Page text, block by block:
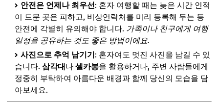
안전은 언제나 최우선: 혼자 여행할 때는 늦은 시간 인적
이 드문 곳은 피하고, 비상연락처를 미리 등록해 두는 등
안전에 각별히 유의해야 합니다. 가족이나 친구에게 여행
일정을 공유하는 것도 좋은 방법이에요.
사진으로 추억 남기기: 혼자여도 멋진 사진을 남길 수 있
습니다. 삼각대나 셀카봉을 활용하거나, 주변 사람들에게
정중히 부탁하여 아름다운 배경과 함께 당신의 모습을 담
아보세요.